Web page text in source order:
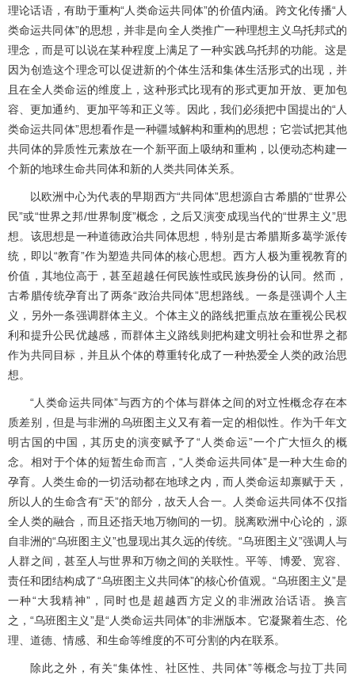
理论话语，有助于重构“人类命运共同体”的价值内涵。跨文化传播“人
类命运共同体”的思想，并非是向全人类推广一种理想主义乌托邦式的
理念，而是可以说在某种程度上满足了一种实践乌托邦的功能。这是
因为创造这个理念可以促进新的个体生活和集体生活形式的出现，并
且在全人类命运的维度上，这种形式比现有的形式更加开放、更加包
容、更加通约、更加平等和正义等。因此，我们必须把中国提出的“人
类命运共同体”思想看作是一种疆域解构和重构的思想；它尝试把其他
共同体的异质性元素放在一个新平面上吸纳和重构，以便动态构建一
个新的地球生命共同体和新的人类共同体关系。
以欧洲中心为代表的早期西方“共同体”思想源自古希腊的“世界公
民”或“世界之邦/世界制度”概念，之后又演变成现当代的“世界主义”思
想。该思想是一种道德政治共同体思想，特别是古希腊斯多葛学派传
统，即以“教育”作为塑造共同体的核心思想。西方人极为重视教育的
价值，其地位高于，甚至超越任何民族性或民族身份的认同。然而，
古希腊传统孕育出了两条“政治共同体”思想路线。一条是强调个人主
义，另外一条强调群体主义。个体主义的路线把重点放在重视公民权
利和提升公民优越感，而群体主义路线则把构建文明社会和世界之都
作为共同目标，并且从个体的尊重转化成了一种热爱全人类的政治思
想。
“人类命运共同体”与西方的个体与群体之间的对立性概念存在本
质差别，但是与非洲的乌班图主义又有着一定的相似性。作为千年文
明古国的中国，其历史的演变赋予了“人类命运”一个广大恒久的概
念。相对于个体的短暂生命而言，“人类命运共同体”是一种大生命的
孕育。人类生命的一切活动都在地球之内，而人类命运却禀赋于天，
所以人的生命含有“天”的部分，故天人合一。人类命运共同体不仅指
全人类的融合，而且还指天地万物间的一切。脱离欧洲中心论的，源
自非洲的“乌班图主义”也显现出其久远的传统。“乌班图主义”强调人与
人群之间，甚至人与世界和万物之间的关联性。平等、博爱、宽容、
责任和团结构成了“乌班图主义共同体”的核心价值观。“乌班图主义”是
一种“大我精神”，同时也是超越西方定义的非洲政治话语。换言
之，“乌班图主义”是“人类命运共同体”的非洲版本。它凝聚着生态、伦
理、道德、情感、和生命等维度的不可分割的内在联系。
除此之外，有关“集体性、社区性、共同体”等概念与拉丁共同